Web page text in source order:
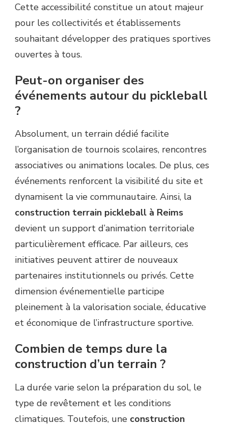
Cette accessibilité constitue un atout majeur
pour les collectivités et établissements
souhaitant développer des pratiques sportives
ouvertes à tous.
Peut-on organiser des
événements autour du pickleball
?
Absolument, un terrain dédié facilite
l’organisation de tournois scolaires, rencontres
associatives ou animations locales. De plus, ces
événements renforcent la visibilité du site et
dynamisent la vie communautaire. Ainsi, la
construction terrain pickleball à Reims
devient un support d’animation territoriale
particulièrement efficace. Par ailleurs, ces
initiatives peuvent attirer de nouveaux
partenaires institutionnels ou privés. Cette
dimension événementielle participe
pleinement à la valorisation sociale, éducative
et économique de l’infrastructure sportive.
Combien de temps dure la
construction d’un terrain ?
La durée varie selon la préparation du sol, le
type de revêtement et les conditions
climatiques. Toutefois, une construction